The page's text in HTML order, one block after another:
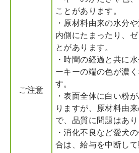
ご注意
ことがあります。
・原材料由来の水分
内側にたまったり、
とがあります。
・時間の経過と共に
ーキーの端の色が濃
す。
・表面全体に白い粉
りますが、原材料由
で、品質に問題はあり
・消化不良など愛犬
合は、給与を中断して